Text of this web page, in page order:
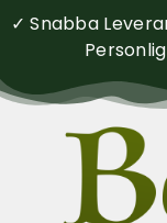
✓ Snabba